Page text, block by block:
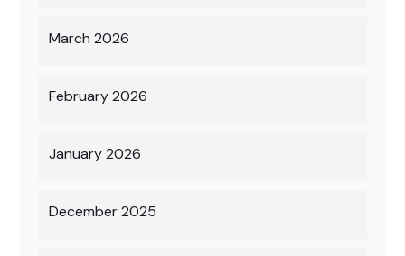
March 2026
February 2026
January 2026
December 2025